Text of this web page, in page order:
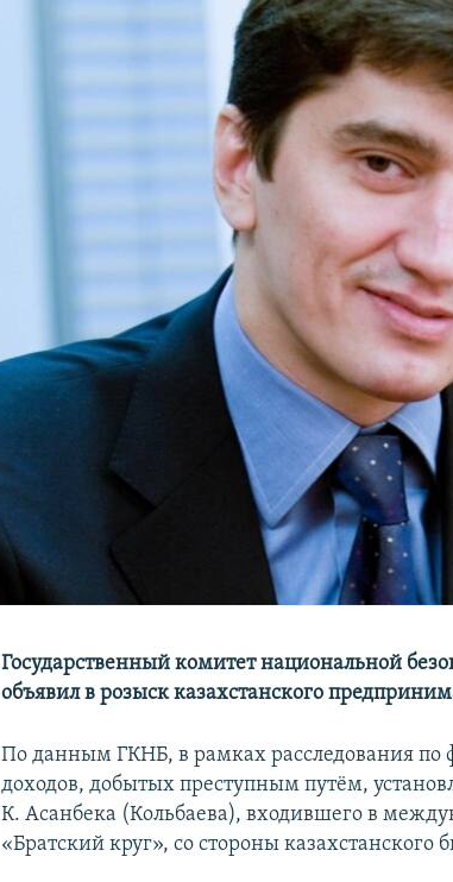
Государственный комитет национальной
объявил в розыск казахстанского
По данным ГКНБ, в рамках расследования по
доходов, добытых преступным путём,
К. Асанбека (Кольбаева), входившего в
«Братский круг», со стороны казахстанского